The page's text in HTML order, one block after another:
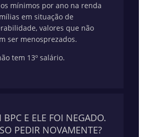
mínimos por ano na renda
em situação de
valores que não
ser menosprezados.
tem 13º salário.
BPC E ELE FOI NEGADO.
PEDIR NOVAMENTE?